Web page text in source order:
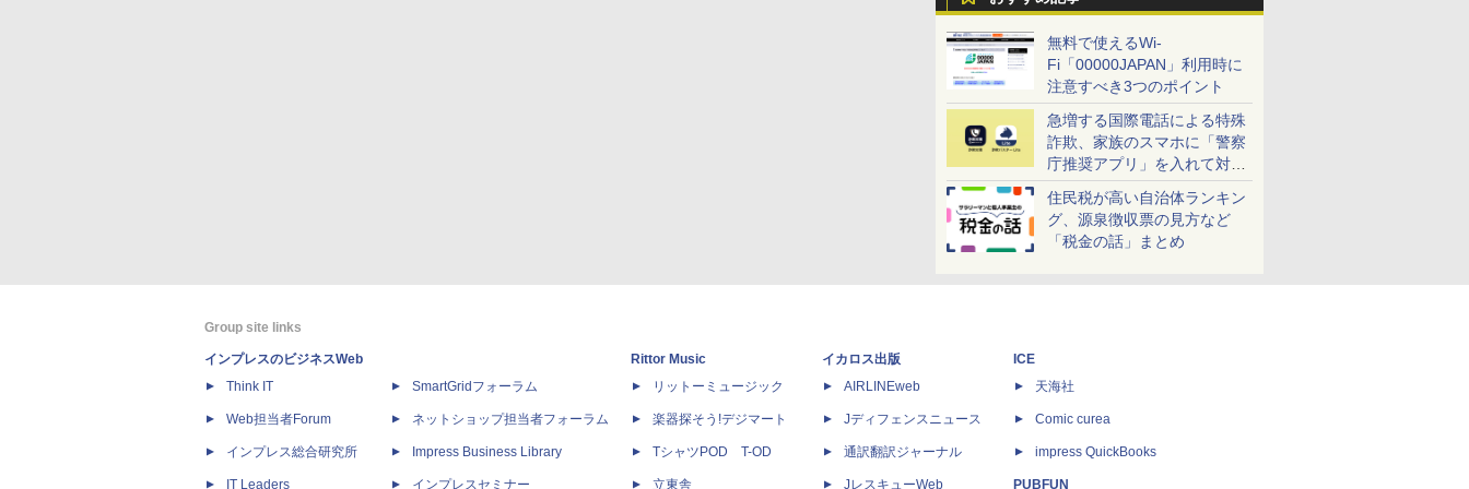
無料で使えるWi-
Fi「00000JAPAN」利用時に
注意すべき3つのポイント
急増する国際電話による特殊
詐欺、家族のスマホに「警察
庁推奨アプリ」を入れて対策
しよう！
住民税が高い自治体ランキン
グ、源泉徴収票の見方など
「税金の話」まとめ
Group site links
インプレスのビジネスWeb
Think IT
Web担当者Forum
インプレス総合研究所
IT Leaders
SmartGridフォーラム
ネットショップ担当者フォーラム
Impress Business Library
インプレスセミナー
Rittor Music
リットーミュージック
楽器探そう!デジマート
TシャツPOD T-OD
立東舎
イカロス出版
AIRLINEweb
Jディフェンスニュース
通訳翻訳ジャーナル
JレスキューWeb
ICE
天海社
Comic curea
impress QuickBooks
PUBFUN